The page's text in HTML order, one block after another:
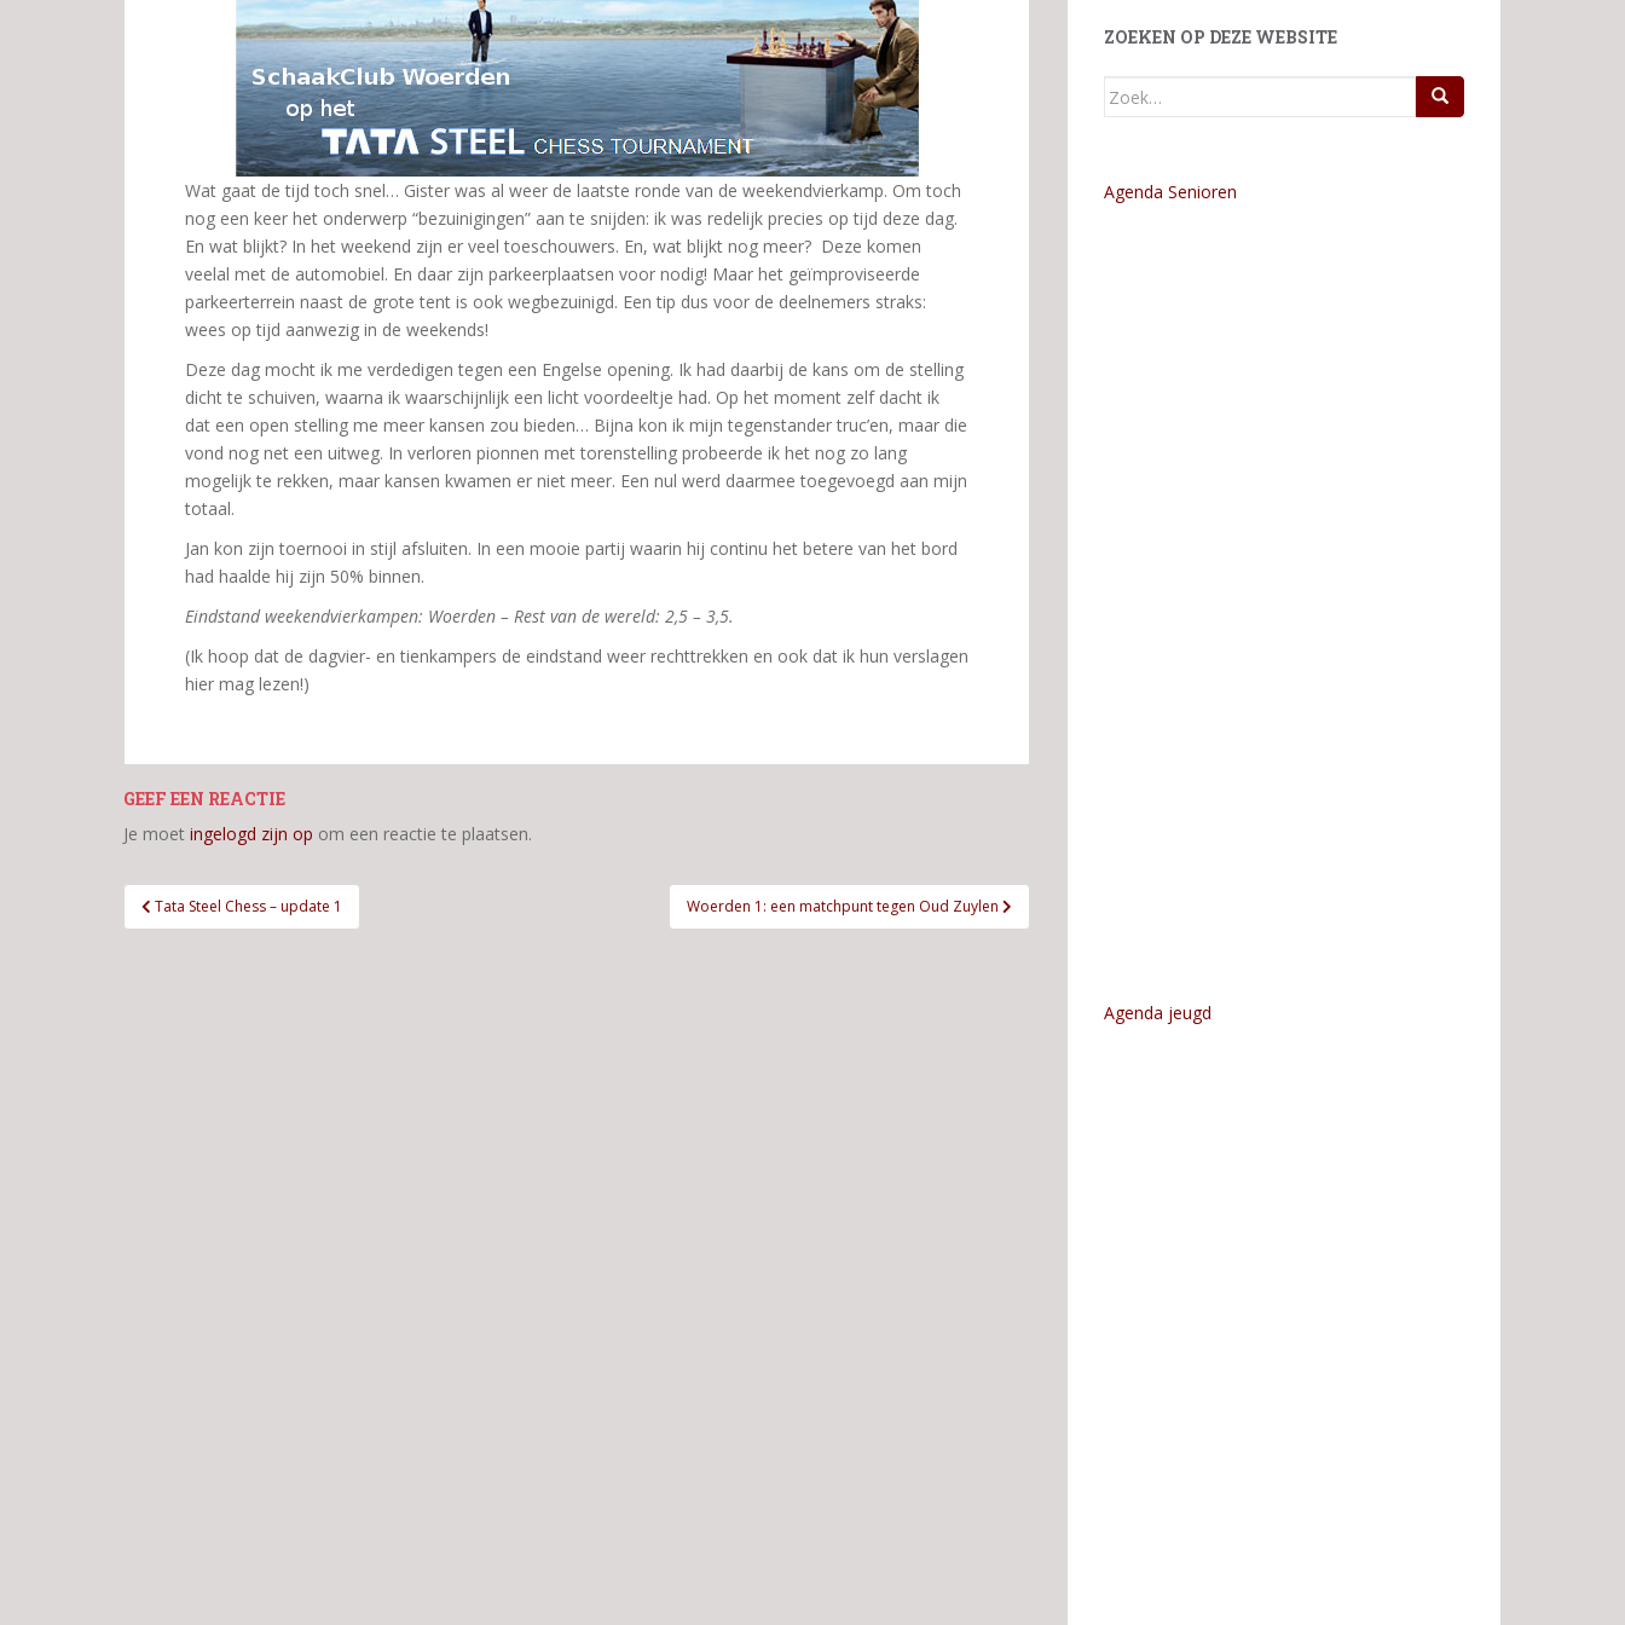
Wat gaat de tijd toch snel… Gister was al weer de laatste ronde van de weekendvierkamp. Om toch
nog een keer het onderwerp “bezuinigingen” aan te snijden: ik was redelijk precies op tijd deze dag.
En wat blijkt? In het weekend zijn er veel toeschouwers. En, wat blijkt nog meer? Deze komen
veelal met de automobiel. En daar zijn parkeerplaatsen voor nodig! Maar het geïmproviseerde
parkeerterrein naast de grote tent is ook wegbezuinigd. Een tip dus voor de deelnemers straks:
wees op tijd aanwezig in de weekends!
Deze dag mocht ik me verdedigen tegen een Engelse opening. Ik had daarbij de kans om de stelling
dicht te schuiven, waarna ik waarschijnlijk een licht voordeeltje had. Op het moment zelf dacht ik
dat een open stelling me meer kansen zou bieden… Bijna kon ik mijn tegenstander truc’en, maar die
vond nog net een uitweg. In verloren pionnen met torenstelling probeerde ik het nog zo lang
mogelijk te rekken, maar kansen kwamen er niet meer. Een nul werd daarmee toegevoegd aan mijn
totaal.
Jan kon zijn toernooi in stijl afsluiten. In een mooie partij waarin hij continu het betere van het bord
had haalde hij zijn 50% binnen.
Eindstand weekendvierkampen: Woerden – Rest van de wereld: 2,5 – 3,5.
(Ik hoop dat de dagvier- en tienkampers de eindstand weer rechttrekken en ook dat ik hun verslagen
hier mag lezen!)
GEEF EEN REACTIE
Je moet ingelogd zijn op om een reactie te plaatsen.
Bericht
navigatie
Tata Steel Chess – update 1 Woerden 1: een matchpunt tegen Oud Zuylen
ZOEKEN OP DEZE WEBSITE
Zoek
Agenda Senioren
Agenda jeugd